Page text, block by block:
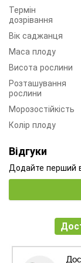
Термін
дозрівання
Вік саджанця
Маса плоду
Висота рослини
Розташування
рослини
Морозостійкість
Колір плоду
Відгуки
Додайте перший